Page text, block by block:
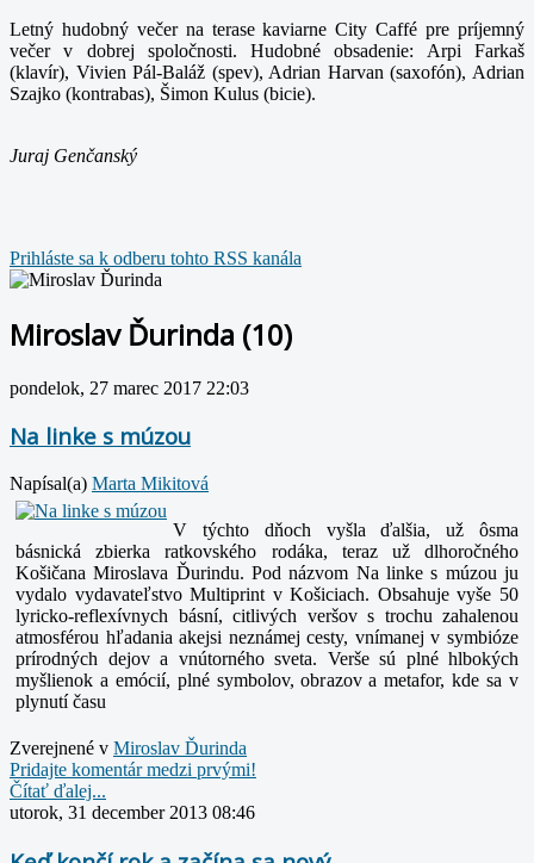
Letný hudobný večer na terase kaviarne City Caffé pre príjemný
večer v dobrej spoločnosti. Hudobné obsadenie: Arpi Farkaš
(klavír), Vivien Pál-Baláž (spev), Adrian Harvan (saxofón), Adrian
Szajko (kontrabas), Šimon Kulus (bicie).
Juraj Genčanský
Prihláste sa k odberu tohto RSS kanála
Miroslav Ďurinda (10)
pondelok, 27 marec 2017 22:03
Na linke s múzou
Napísal(a) Marta Mikitová
V týchto dňoch vyšla ďalšia, už ôsma
básnická zbierka ratkovského rodáka, teraz už dlhoročného
Košičana Miroslava Ďurindu. Pod názvom Na linke s múzou ju
vydalo vydavateľstvo Multiprint v Košiciach. Obsahuje vyše 50
lyricko-reflexívnych básní, citlivých veršov s trochu zahalenou
atmosférou hľadania akejsi neznámej cesty, vnímanej v symbióze
prírodných dejov a vnútorného sveta. Verše sú plné hlbokých
myšlienok a emócií, plné symbolov, obrazov a metafor, kde sa v
plynutí času
Zverejnené v Miroslav Ďurinda
Pridajte komentár medzi prvými!
Čítať ďalej...
utorok, 31 december 2013 08:46